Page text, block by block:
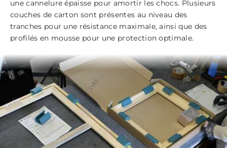
une cannelure épaisse pour amortir les chocs. Plusieurs
couches de carton sont présentes au niveau des
tranches pour une résistance maximale, ainsi que des
profilés en mousse pour une protection optimale.